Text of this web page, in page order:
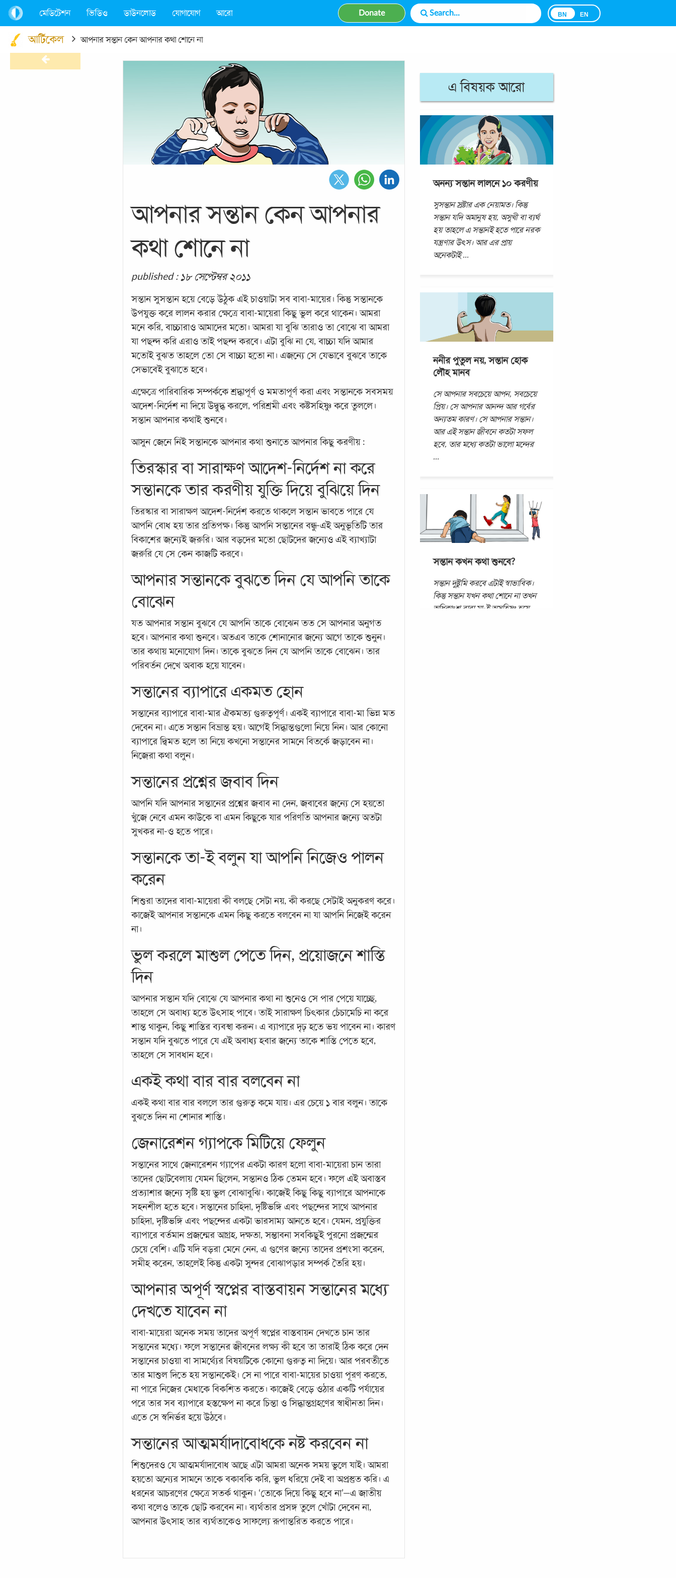
মেডিটেশন ভিডিও ডাউনলোড যোগাযোগ আরো Donate BN EN
আর্টিকেল আপনার সন্তান কেন আপনার কথা শোনে না
আপনার সন্তান কেন আপনার
কথা শোনে না
published : ১৮ সেপ্টেম্বর ২০১১
সন্তান সুসন্তান হয়ে বেড়ে উঠুক এই চাওয়াটা সব বাবা-মায়ের। কিন্তু সন্তানকে
উপযুক্ত করে লালন করার ক্ষেত্রে বাবা-মায়েরা কিছু ভুল করে থাকেন। আমরা
মনে করি, বাচ্চারাও আমাদের মতো। আমরা যা বুঝি তারাও তা বোঝে বা আমরা
যা পছন্দ করি এরাও তাই পছন্দ করবে। এটা বুঝি না যে, বাচ্চা যদি আমার
মতোই বুঝত তাহলে তো সে বাচ্চা হতো না। এজন্যে সে যেভাবে বুঝবে তাকে
সেভাবেই বুঝাতে হবে।
এক্ষেত্রে পারিবারিক সম্পর্ককে শ্রদ্ধাপূর্ণ ও মমতাপূর্ণ করা এবং সন্তানকে সবসময়
আদেশ-নির্দেশ না দিয়ে উদ্বুদ্ধ করলে, পরিশ্রমী এবং কষ্টসহিষ্ণু করে তুললে।
সন্তান আপনার কথাই শুনবে।
আসুন জেনে নিই সন্তানকে আপনার কথা শুনাতে আপনার কিছু করণীয় :
তিরস্কার বা সারাক্ষণ আদেশ-নির্দেশ না করে
সন্তানকে তার করণীয় যুক্তি দিয়ে বুঝিয়ে দিন
তিরস্কার বা সারাক্ষণ আদেশ-নির্দেশ করতে থাকলে সন্তান ভাবতে পারে যে
আপনি বোধ হয় তার প্রতিপক্ষ। কিন্তু আপনি সন্তানের বন্ধু-এই অনুভূতিটি তার
বিকাশের জন্যেই জরুরি। আর বড়দের মতো ছোটদের জন্যেও এই ব্যাখ্যাটা
জরুরি যে সে কেন কাজটি করবে।
আপনার সন্তানকে বুঝতে দিন যে আপনি তাকে
বোঝেন
যত আপনার সন্তান বুঝবে যে আপনি তাকে বোঝেন তত সে আপনার অনুগত
হবে। আপনার কথা শুনবে। অতএব তাকে শোনানোর জন্যে আগে তাকে শুনুন।
তার কথায় মনোযোগ দিন। তাকে বুঝতে দিন যে আপনি তাকে বোঝেন। তার
পরিবর্তন দেখে অবাক হয়ে যাবেন।
সন্তানের ব্যাপারে একমত হোন
সন্তানের ব্যাপারে বাবা-মার ঐকমত্য গুরুত্বপূর্ণ। একই ব্যাপারে বাবা-মা ভিন্ন মত
দেবেন না। এতে সন্তান বিভ্রান্ত হয়। আগেই সিদ্ধান্তগুলো নিয়ে নিন। আর কোনো
ব্যাপারে দ্বিমত হলে তা নিয়ে কখনো সন্তানের সামনে বিতর্কে জড়াবেন না।
নিজেরা কথা বলুন।
সন্তানের প্রশ্নের জবাব দিন
আপনি যদি আপনার সন্তানের প্রশ্নের জবাব না দেন, জবাবের জন্যে সে হয়তো
খুঁজে নেবে এমন কাউকে বা এমন কিছুকে যার পরিণতি আপনার জন্যে অতটা
সুখকর না-ও হতে পারে।
সন্তানকে তা-ই বলুন যা আপনি নিজেও পালন
করেন
শিশুরা তাদের বাবা-মায়েরা কী বলছে সেটা নয়, কী করছে সেটাই অনুকরণ করে।
কাজেই আপনার সন্তানকে এমন কিছু করতে বলবেন না যা আপনি নিজেই করেন
না।
ভুল করলে মাশুল পেতে দিন, প্রয়োজনে শাস্তি
দিন
আপনার সন্তান যদি বোঝে যে আপনার কথা না শুনেও সে পার পেয়ে যাচ্ছে,
তাহলে সে অবাধ্য হতে উৎসাহ পাবে। তাই সারাক্ষণ চিৎকার চেঁচামেচি না করে
শান্ত থাকুন, কিছু শাস্তির ব্যবস্থা করুন। এ ব্যাপারে দৃঢ় হতে ভয় পাবেন না। কারণ
সন্তান যদি বুঝতে পারে যে এই অবাধ্য হবার জন্যে তাকে শাস্তি পেতে হবে,
তাহলে সে সাবধান হবে।
একই কথা বার বার বলবেন না
একই কথা বার বার বললে তার গুরুত্ব কমে যায়। এর চেয়ে ১ বার বলুন। তাকে
বুঝতে দিন না শোনার শাস্তি।
জেনারেশন গ্যাপকে মিটিয়ে ফেলুন
সন্তানের সাথে জেনারেশন গ্যাপের একটা কারণ হলো বাবা-মায়েরা চান তারা
তাদের ছোটবেলায় যেমন ছিলেন, সন্তানও ঠিক তেমন হবে। ফলে এই অবাস্তব
প্রত্যাশার জন্যে সৃষ্টি হয় ভুল বোঝাবুঝি। কাজেই কিছু কিছু ব্যাপারে আপনাকে
সহনশীল হতে হবে। সন্তানের চাহিদা, দৃষ্টিভঙ্গি এবং পছন্দের সাথে আপনার
চাহিদা, দৃষ্টিভঙ্গি এবং পছন্দের একটা ভারসাম্য আনতে হবে। যেমন, প্রযুক্তির
ব্যাপারে বর্তমান প্রজন্মের আগ্রহ, দক্ষতা, সম্ভাবনা সবকিছুই পুরনো প্রজন্মের
চেয়ে বেশি। এটি যদি বড়রা মেনে নেন, এ গুণের জন্যে তাদের প্রশংসা করেন,
সমীহ করেন, তাহলেই কিন্তু একটা সুন্দর বোঝাপড়ার সম্পর্ক তৈরি হয়।
আপনার অপূর্ণ স্বপ্নের বাস্তবায়ন সন্তানের মধ্যে
দেখতে যাবেন না
বাবা-মায়েরা অনেক সময় তাদের অপূর্ণ স্বপ্নের বাস্তবায়ন দেখতে চান তার
সন্তানের মধ্যে। ফলে সন্তানের জীবনের লক্ষ্য কী হবে তা তারাই ঠিক করে দেন
সন্তানের চাওয়া বা সামর্থ্যের বিষয়টিকে কোনো গুরুত্ব না দিয়ে। আর পরবর্তীতে
তার মাশুল দিতে হয় সন্তানকেই। সে না পারে বাবা-মায়ের চাওয়া পূরণ করতে,
না পারে নিজের মেধাকে বিকশিত করতে। কাজেই বেড়ে ওঠার একটি পর্যায়ের
পরে তার সব ব্যাপারে হস্তক্ষেপ না করে চিন্তা ও সিদ্ধান্তগ্রহণের স্বাধীনতা দিন।
এতে সে স্বনির্ভর হয়ে উঠবে।
সন্তানের আত্মমর্যাদাবোধকে নষ্ট করবেন না
শিশুদেরও যে আত্মমর্যাদাবোধ আছে এটা আমরা অনেক সময় ভুলে যাই। আমরা
হয়তো অন্যের সামনে তাকে বকাবকি করি, ভুল ধরিয়ে দেই বা অপ্রস্তুত করি। এ
ধরনের আচরণের ক্ষেত্রে সতর্ক থাকুন। ‘তোকে দিয়ে কিছু হবে না’—এ জাতীয়
কথা বলেও তাকে ছোট করবেন না। ব্যর্থতার প্রসঙ্গ তুলে খোঁটা দেবেন না,
আপনার উৎসাহ তার ব্যর্থতাকেও সাফল্যে রূপান্তরিত করতে পারে।
এ বিষয়ক আরো
অনন্য সন্তান লালনে ১০ করণীয়
সুসন্তান স্রষ্টার এক নেয়ামত। কিন্তু
সন্তান যদি অমানুষ হয়, অসুখী বা ব্যর্থ
হয় তাহলে এ সন্তানই হতে পারে নরক
যন্ত্রণার উৎস। আর এর প্রায়
অনেকটাই...
ননীর পুতুল নয়, সন্তান হোক
লৌহ মানব
সে আপনার সবচেয়ে আপন, সবচেয়ে
প্রিয়। সে আপনার আনন্দ আর গর্বের
অন্যতম কারণ। সে আপনার সন্তান।
আর এই সন্তান জীবনে কতটা সফল
হবে, তার মধ্যে কতটা ভালো মন্দের
...
সন্তান কখন কথা শুনবে?
সন্তান দুষ্টুমি করবে এটাই স্বাভাবিক।
কিন্তু সন্তান যখন কথা শোনে না তখন
অধিকাংশ বাবা মা-ই অসহিষ্ণু হয়ে